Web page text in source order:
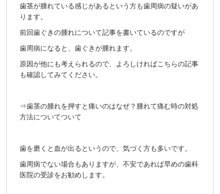
歯茎が腫れている感じがあるという方も歯周病の疑いがあ
ります。
前回歯ぐきの腫れについて記事を書いているのですが
歯周病になると、歯ぐきが腫れます。
原因が他にも考えられるので、よろしければこちらの記事
も確認してみてください。
⇒歯茎の腫れを押すと痛いのはなぜ？腫れて痛む時の対処
方法についてついて
歯を磨くと血が出るというので、気づく方も多いです。
歯周病でない場合もありますが、不安であれば早めの歯科
医院の受診をお勧めします。